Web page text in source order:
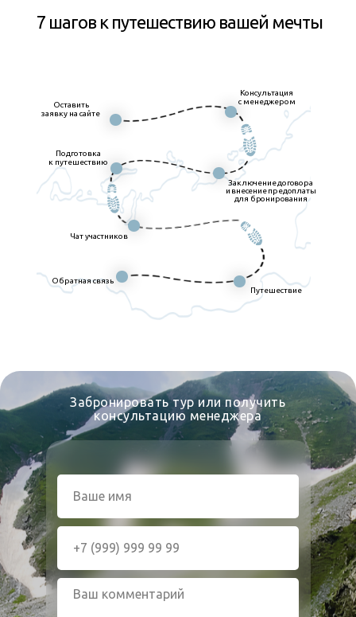
7 шагов к путешествию вашей мечты
Подготовка
к путешествию
Оставить
заявку на сайте
Чат участников
Путешествие
Обратная связь
Консультация
с менеджером
Заключение договора
и внесение предоплаты
для бронирования
Забронировать тур или получить
консультацию менеджера